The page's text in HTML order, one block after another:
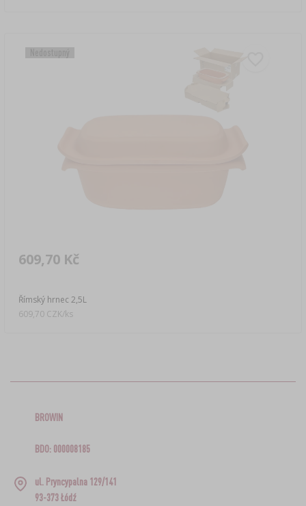
Římský hrnec 2,5L
609,70 Kč
609,70 CZK/ks
BROWIN
BDO: 000008185
ul. Pryncypalna 129/141
93-373 Łódź